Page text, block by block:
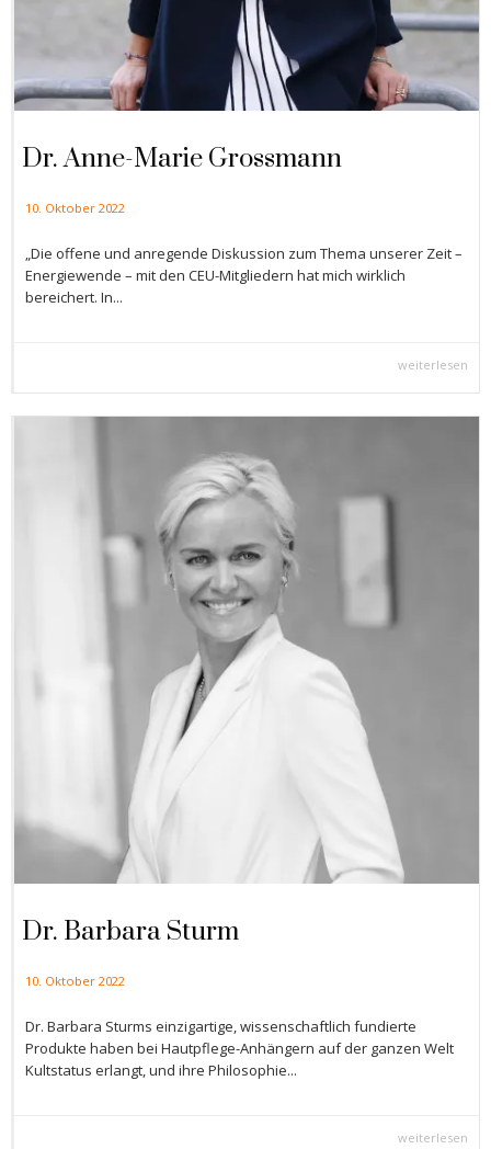
Dr. Anne-Marie Grossmann
10. Oktober 2022
„Die offene und anregende Diskussion zum Thema unserer Zeit –
Energiewende – mit den CEU-Mitgliedern hat mich wirklich
bereichert. In...
weiterlesen
Dr. Barbara Sturm
10. Oktober 2022
Dr. Barbara Sturms einzigartige, wissenschaftlich fundierte
Produkte haben bei Hautpflege-Anhängern auf der ganzen Welt
Kultstatus erlangt, und ihre Philosophie...
weiterlesen